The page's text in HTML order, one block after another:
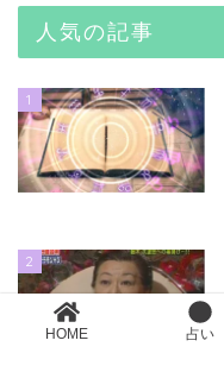
人気の記事
1
2
HOME 占い